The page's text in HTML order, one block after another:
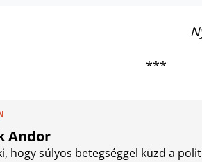
***
Andor
hogy súlyos betegséggel küzd a